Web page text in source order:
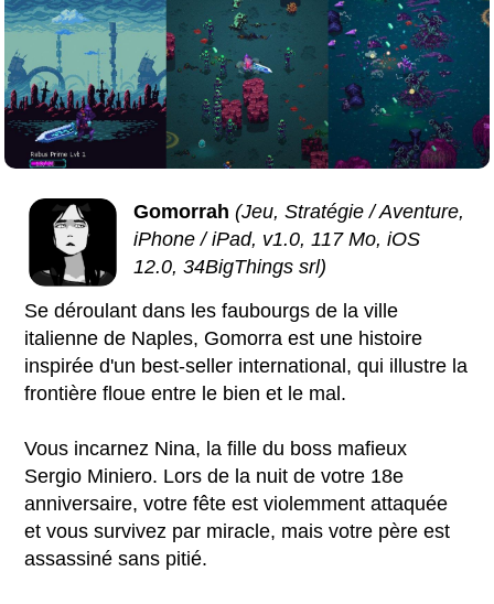
Gomorrah (Jeu, Stratégie / Aventure,
iPhone / iPad, v1.0, 117 Mo, iOS
12.0, 34BigThings srl)
Se déroulant dans les faubourgs de la ville
italienne de Naples, Gomorra est une histoire
inspirée d'un best-seller international, qui illustre la
frontière floue entre le bien et le mal.
Vous incarnez Nina, la fille du boss mafieux
Sergio Miniero. Lors de la nuit de votre 18e
anniversaire, votre fête est violemment attaquée
et vous survivez par miracle, mais votre père est
assassiné sans pitié.